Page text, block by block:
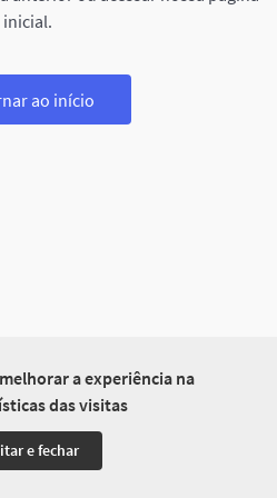
a experiência na
das visitas
e fechar
inicial.
ao início